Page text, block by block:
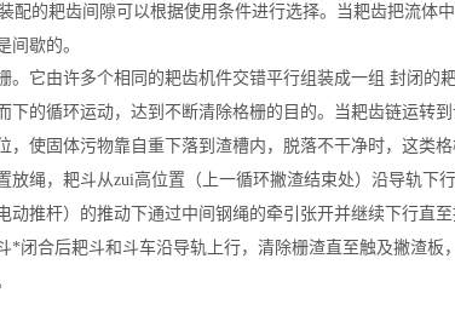
的耙齿间隙可以根据使用条件进行选择。当耙齿把流体
间歇的。
。它由许多个相同的耙齿机件交错平行组装成一组 封闭的
下的循环运动，达到不断清除格栅的目的。当耙齿链运转
，使固体污物靠自重下落到渣槽内，脱落不干净时，这类
放绳，耙斗从zui高位置（上一循环撇渣结束处）沿导轨下
动推杆）的推动下通过中间钢绳的牵引张开并继续下行直
*闭合后耙斗和斗车沿导轨上行，清除栅渣直至触及撇渣板